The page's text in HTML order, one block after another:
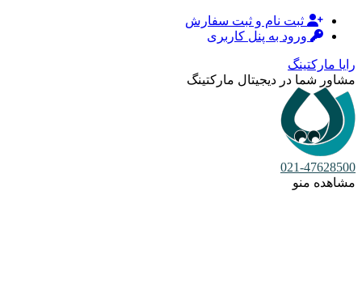
ثبت نام و ثبت سفارش
ورود به پنل کاربری
رایا مارکتینگ
مشاور شما در دیجیتال مارکتینگ
021-47628500
مشاهده منو